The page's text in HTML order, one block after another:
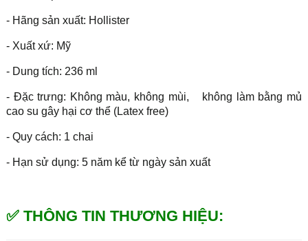
- Hãng sản xuất: Hollister
- Xuất xứ: Mỹ
- Dung tích: 236 ml
- Đặc trưng: Không màu, không mùi,
không làm bằng mủ
cao su gây hại cơ thể (Latex free)
- Quy cách: 1 chai
- Hạn sử dụng: 5 năm kể từ ngày sản xuất
✅ THÔNG TIN THƯƠNG HIỆU: